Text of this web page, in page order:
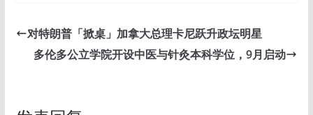
对特朗普「掀桌」加拿大总理卡尼跃升政坛明星
多伦多公立学院开设中医与针灸本科学位，9月启动